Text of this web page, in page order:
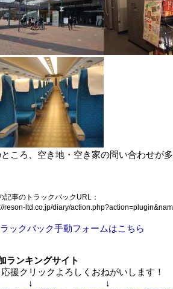
ところ、空き地・空き家の問い合わせが
記事のトラックバックURL：
reson-ltd.co.jp/diary/
ラックバック手動フォームはこちら
ランキングサイト
クリックよろしくおねがいします！
↓